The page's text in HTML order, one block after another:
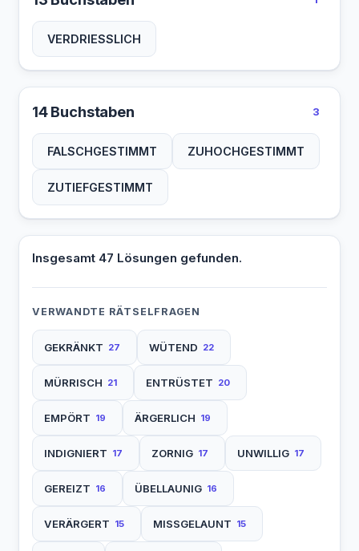
VERDRIESSLICH
14 Buchstaben 3
FALSCHGESTIMMT ZUHOCHGESTIMMT
ZUTIEFGESTIMMT
Insgesamt 47 Lösungen gefunden.
VERWANDTE RÄTSELFRAGEN
GEKRÄNKT 27 WÜTEND 22
MÜRRISCH 21 ENTRÜSTET 20
EMPÖRT 19 ÄRGERLICH 19
INDIGNIERT 17 ZORNIG 17 UNWILLIG 17
GEREIZT 16 ÜBELLAUNIG 16
VERÄRGERT 15 MISSGELAUNT 15